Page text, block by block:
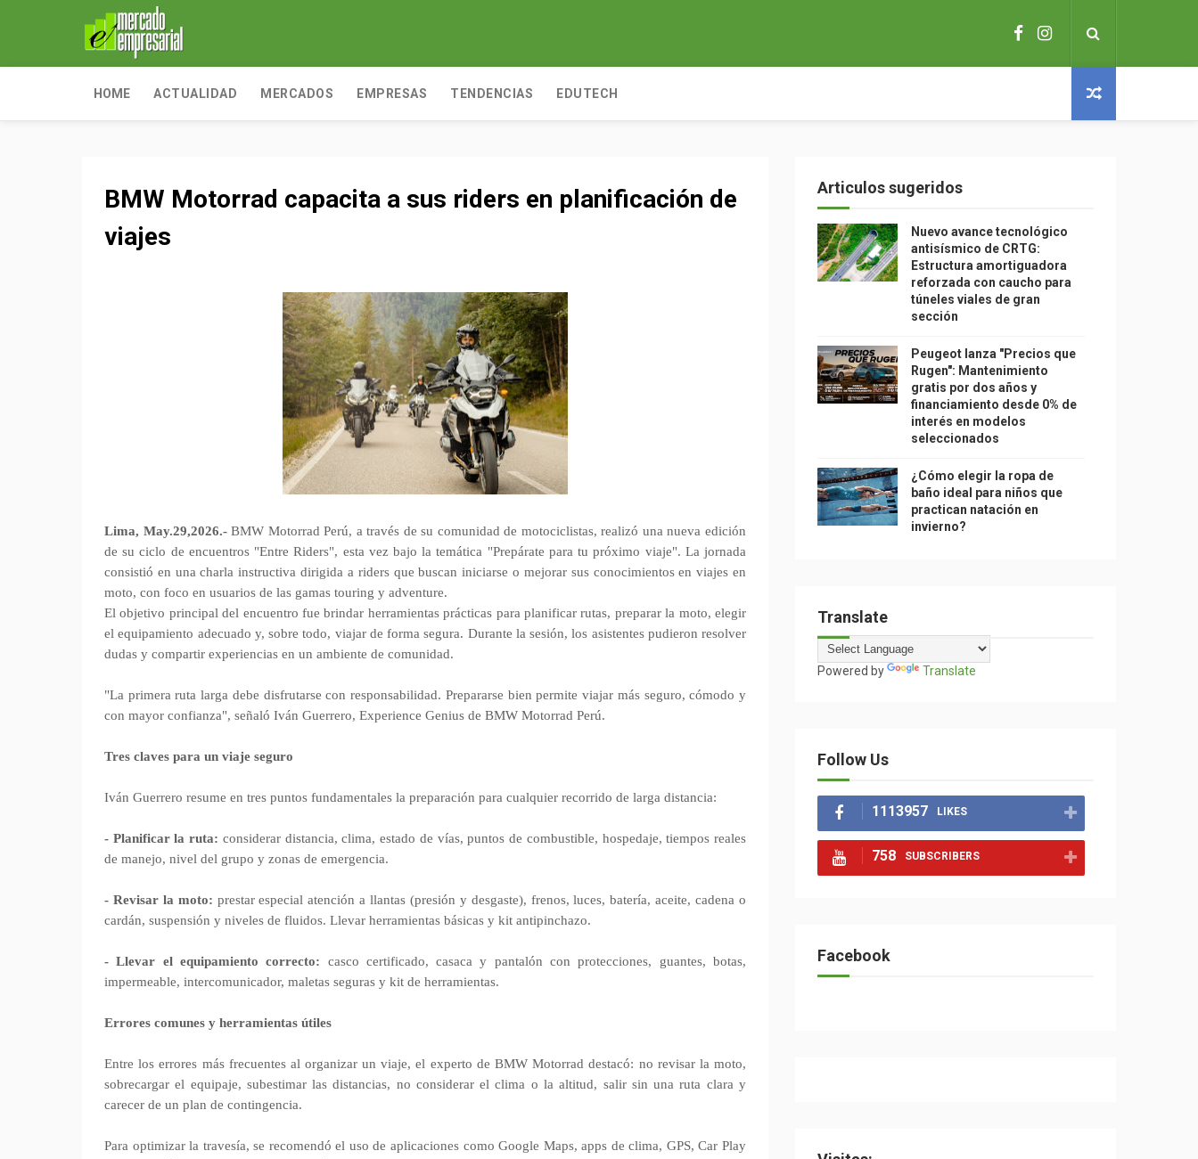
HOME ACTUALIDAD MERCADOS EMPRESAS TENDENCIAS EDUTECH
BMW Motorrad capacita a sus riders en planificación de
viajes
Lima, May.29,2026.-BMW Motorrad Perú, a través de su comunidad de motociclistas, realizó una nueva edición
de su ciclo de encuentros "Entre Riders", esta vez bajo la temática "Prepárate para tu próximo viaje". La jornada
consistió en una charla instructiva dirigida a riders que buscan iniciarse o mejorar sus conocimientos en viajes en
moto, con foco en usuarios de las gamas touring y adventure.
El objetivo principal del encuentro fue brindar herramientas prácticas para planificar rutas, preparar la moto, elegir
el equipamiento adecuado y, sobre todo, viajar de forma segura. Durante la sesión, los asistentes pudieron resolver
dudas y compartir experiencias en un ambiente de comunidad.
"La primera ruta larga debe disfrutarse con responsabilidad. Prepararse bien permite viajar más seguro, cómodo y
con mayor confianza", señaló Iván Guerrero, Experience Genius de BMW Motorrad Perú.
Tres claves para un viaje seguro
Iván Guerrero resume en tres puntos fundamentales la preparación para cualquier recorrido de larga distancia:
- Planificar la ruta: considerar distancia, clima, estado de vías, puntos de combustible, hospedaje, tiempos reales
de manejo, nivel del grupo y zonas de emergencia.
- Revisar la moto: prestar especial atención a llantas (presión y desgaste), frenos, luces, batería, aceite, cadena o
cardán, suspensión y niveles de fluidos. Llevar herramientas básicas y kit antipinchazo.
- Llevar el equipamiento correcto: casco certificado, casaca y pantalón con protecciones, guantes, botas,
impermeable, intercomunicador, maletas seguras y kit de herramientas.
Errores comunes y herramientas útiles
Entre los errores más frecuentes al organizar un viaje, el experto de BMW Motorrad destacó: no revisar la moto,
sobrecargar el equipaje, subestimar las distancias, no considerar el clima o la altitud, salir sin una ruta clara y
carecer de un plan de contingencia.
Para optimizar la travesía, se recomendó el uso de aplicaciones como Google Maps, apps de clima, GPS, Car Play
Articulos sugeridos
Nuevo avance tecnológico
antisísmico de CRTG:
Estructura amortiguadora
reforzada con caucho para
túneles viales de gran
sección
Peugeot lanza "Precios que
Rugen": Mantenimiento
gratis por dos años y
financiamiento desde 0% de
interés en modelos
seleccionados
¿Cómo elegir la ropa de
baño ideal para niños que
practican natación en
invierno?
Translate
Powered by Translate
Follow Us
1113957 LIKES
758 SUBSCRIBERS
Facebook